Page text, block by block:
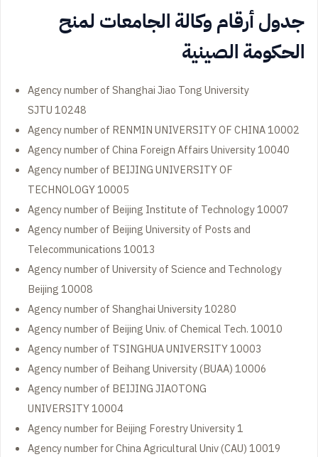
جدول أرقام وكالة الجامعات لمنح
الحكومة الصينية
Agency number of Shanghai Jiao Tong University
SJTU 10248
Agency number of RENMIN UNIVERSITY OF CHINA 10002
Agency number of China Foreign Affairs University 10040
Agency number of BEIJING UNIVERSITY OF
TECHNOLOGY 10005
Agency number of Beijing Institute of Technology 10007
Agency number of Beijing University of Posts and
Telecommunications 10013
Agency number of University of Science and Technology
Beijing 10008
Agency number of Shanghai University 10280
Agency number of Beijing Univ. of Chemical Tech. 10010
Agency number of TSINGHUA UNIVERSITY 10003
Agency number of Beihang University (BUAA) 10006
Agency number of BEIJING JIAOTONG
UNIVERSITY 10004
Agency number for Beijing Forestry University 1
Agency number for China Agricultural Univ (CAU) 10019